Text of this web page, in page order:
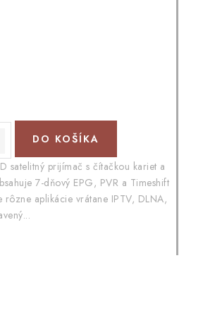
DO KOŠÍKA
satelitný prijímač s čítačkou kariet a
7-dňový EPG, PVR a Timeshift
aplikácie vrátane IPTV, DLNA,